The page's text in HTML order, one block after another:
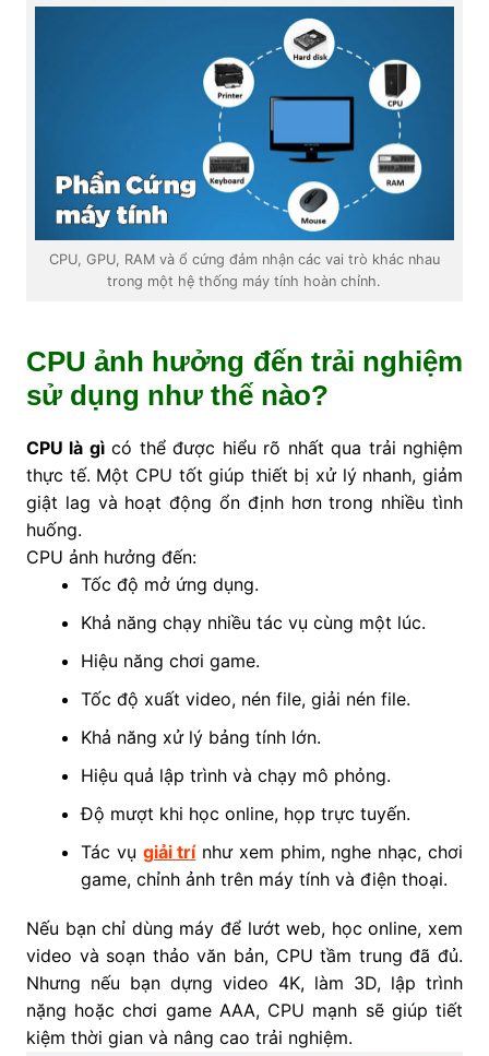
CPU, GPU, RAM và ổ cứng đảm nhận các vai trò khác nhau
trong một hệ thống máy tính hoàn chỉnh.
CPU ảnh hưởng đến trải nghiệm
sử dụng như thế nào?
CPU là gìcó thể được hiểu rõ nhất qua trải nghiệm
thực tế. Một CPU tốt giúp thiết bị xử lý nhanh, giảm
giật lag và hoạt động ổn định hơn trong nhiều tình
huống.
CPU ảnh hưởng đến:
Tốc độ mở ứng dụng.
Khả năng chạy nhiều tác vụ cùng một lúc.
Hiệu năng chơi game.
Tốc độ xuất video, nén file, giải nén file.
Khả năng xử lý bảng tính lớn.
Hiệu quả lập trình và chạy mô phỏng.
Độ mượt khi học online, họp trực tuyến.
Tác vụ giải trínhư xem phim, nghe nhạc, chơi
game, chỉnh ảnh trên máy tính và điện thoại.
Nếu bạn chỉ dùng máy để lướt web, học online, xem
video và soạn thảo văn bản, CPU tầm trung đã đủ.
Nhưng nếu bạn dựng video 4K, làm 3D, lập trình
nặng hoặc chơi game AAA, CPU mạnh sẽ giúp tiết
kiệm thời gian và nâng cao trải nghiệm.